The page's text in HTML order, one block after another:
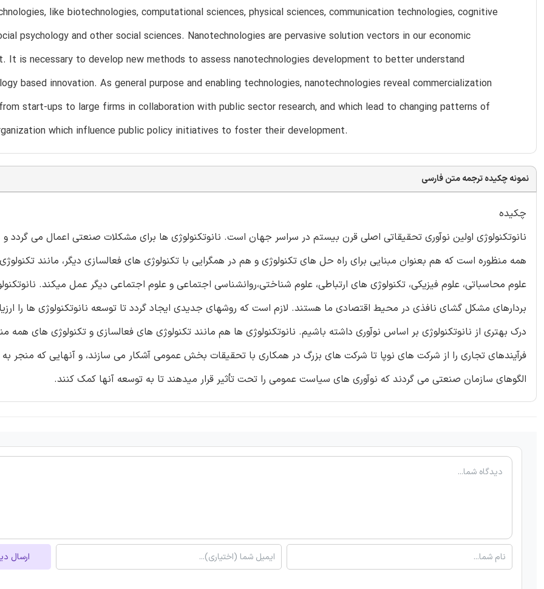
like biotechnologies, computational sciences, physical sciences, communication technologies, cognitive
psychology and other social sciences. Nanotechnologies are pervasive solution vectors in our economic
It is necessary to develop new methods to assess nanotechnologies development to better understand
based innovation. As general purpose and enabling technologies, nanotechnologies reveal commercialization
start-ups to large firms in collaboration with public sector research, and which lead to changing patterns of
which influence public policy initiatives to foster their development.
نمونه چکیده ترجمه متن فارسی
چکیده
نانوتکنولوژی اولین نوآوری تحقیقاتی اصلی قرن بیستم در سراسر جهان است. نانوتکنولوژی ها برای مشکلات صنعتی اعمال می گردد
همه منظوره است که هم بعنوان مبنایی برای راه حل های تکنولوژی و هم در همگرایی با تکنولوژی های فعالسازی دیگر، مانند
علوم محاسباتی، علوم فیزیکی، تکنولوژی های ارتباطی، علوم شناختی،روانشناسی اجتماعی و علوم اجتماعی دیگر عمل میکند.
بردارهای مشکل گشای نافذی در محیط اقتصادی ما هستند. لازم است که روشهای جدیدی ایجاد گردد تا توسعه نانوتکنولوژی ها را
درک بهتری از نانوتکنولوژی بر اساس نوآوری داشته باشیم. نانوتکنولوژی ها هم مانند تکنولوژی های فعالسازی و تکنولوژی های همه
فرآیندهای تجاری را از شرکت های نوپا تا شرکت های بزرگ در همکاری با تحقیقات بخش عمومی آشکار می سازند، و آنهایی که منجر به
الگوهای سازمان صنعتی می گردند که نوآوری های سیاست عمومی را تحت تأثیر قرار میدهند تا به توسعه آنها کمک کنند.
ارسال